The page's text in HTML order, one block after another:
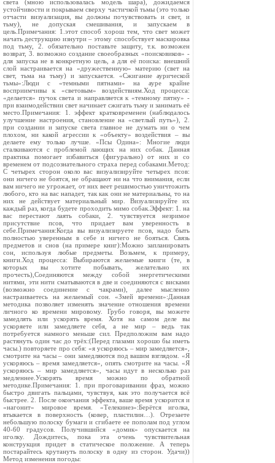
света (мною использовалась модель шара), дожидаемся
устойчивости и покрываем сверху частичкой тьмы (это только
отчасти визуализация, вы должны почувствовать и свет, и
тьму), не допуская смешивания, и запускаем в
цель.Примечания: 1.этот способ хорош тем, что свет может
начать деструкцию изнутри – этому способствует маскировка
под тьму, 2. обязательно поставьте защиту, т.к. возможен
возврат, 3. возможно создание своеобразных «поисковиков» -
для запуска не в конкретную цель, а для её поиска: внешний
слой настраивается на «дружественную» материю (свет на
свет, тьма на тьму) и запускается. «Сжигание аурической
тьмы»:Люди с «темными пятнами» на ауре крайне
восприимчивы к «световым» воздействиям.Ход процесса:
«делается» пучок света и направляется к «темному пятну» -
при взаимодействии свет начинает сжигать тьму и занимать её
место.Примечания: 1. эффект кратковременен (наблюдалось
улучшение настроения, становление на «светлый путь»), 2.
при создании и запуске света главное не думать ни о чем
плохом, ни какой агрессии к «объекту» воздействия – вы
делаете ему только лучше. «Псы Одина»: Многие люди
сталкиваются с проблемой лающих на них собак. Данная
практика помогает избавиться (фигурально) от них и со
временем от подсознательного страха перед собаками.Метод:
С четырех сторон около вас визуализируйте четырех псов:
они ничего не боятся, не обращают ни на что внимания, если
вам ничего не угрожает, от них веет решимостью уничтожить
любого, кто на вас нападет, так как они не материальны, то на
них не действует материальный мир. Визуализируйте их
каждый раз, когда будете проходить мимо собак.Эффект: 1. на
вас перестают лаять собаки, 2. чувствуется незримое
присутствие псов, что придает вам уверенность в
себе.Примечания:Когда вы визуализируете псов, надо быть
полностью уверенным в себе и ничего не бояться. Связь
предметов и снов (на примере книг):Можно запланировать
сон, используя любые предметы. Возьмем, к примеру,
книги.Ход процесса: Выбираются желаемые книги (те, в
которых вы хотите побывать, желательно их
прочесть),Соединяются между собой энергетическими
нитями, эти нити сматываются в две и соединяются с висками
(возможно соединение с чакрами), далее мысленно
настраиваетесь на желаемый сон. «Змей времени»:Данная
методика позволяет изменять значение отношения времени
личного ко времени мировому. Грубо говоря, вы можете
замедлять или ускорять время. Хотя на самом деле вы
ускоряете или замедляете себя, а не мир – ведь так
потребуется намного меньше сил. Предположим вам надо
растянуть один час до трёх:(Перед глазами хорошо бы иметь
часы.) повторяете про себя: «я ускоряюсь – мир замедляется»,
смотрите на часы – они замедляются под вашим взглядом. «Я
ускоряюсь – время замедляется», опять смотрите на часы. «Я
ускоряюсь – мир замедляется», часы идут в несколько раз
медленнее.Ускорять время можно по обратной
методике.Примечания: 1. при проговаривании фраз, можно
быстро двигать пальцами, чувствуя, как это получается всё
быстрее. 2. После окончания эффекта, ваше время ускорится и
«нагонит» мировое время. «Телекинез»:Берётся иголка,
втыкается в поверхность (ковер, пластилин…). Отрезаете
небольшую полоску бумаги и сгибаете ее пополам под углом
40-60 градусов. Получившийся «домик» опускается на
иголку. Дождитесь, пока эта очень чувствительная
конструкция придет в статическое положение. А теперь
постарайтесь крутануть полоску в одну из сторон. Удачи))
Метод изменения погоды: